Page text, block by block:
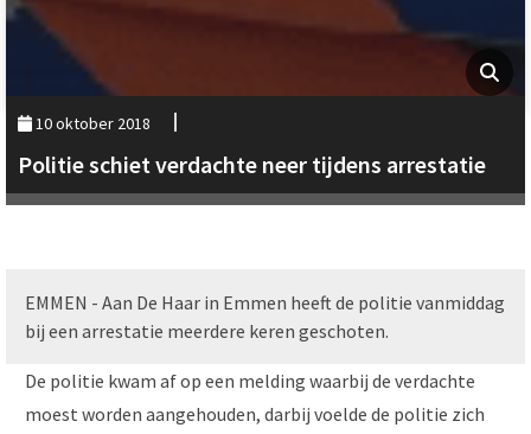
10 oktober 2018
Politie schiet verdachte neer tijdens arrestatie
EMMEN - Aan De Haar in Emmen heeft de politie vanmiddag
bij een arrestatie meerdere keren geschoten.
De politie kwam af op een melding waarbij de verdachte
moest worden aangehouden, darbij voelde de politie zich